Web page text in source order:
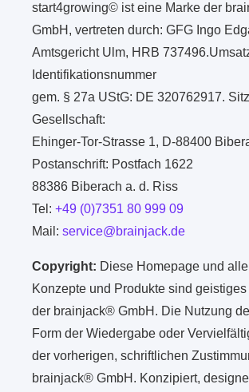
start4growing© ist eine Marke der
GmbH, vertreten durch: GFG Ingo
Amtsgericht Ulm, HRB
Identifikationsnummer
gem. § 27a UStG: DE 320762917.
Gesellschaft:
Ehinger-Tor-Strasse 1, D-88400
Postanschrift: Postfach 1622
88386 Biberach a. d. Riss
Tel:+49 (0)7351 80 999 09
Mail:service@brainjack.de
Copyright: Diese Homepage und
Konzepte und Produkte sind
der brainjack® GmbH. Die Nutzung
Form der Wiedergabe oder
der vorherigen, schriftlichen
brainjack® GmbH. Konzipiert,